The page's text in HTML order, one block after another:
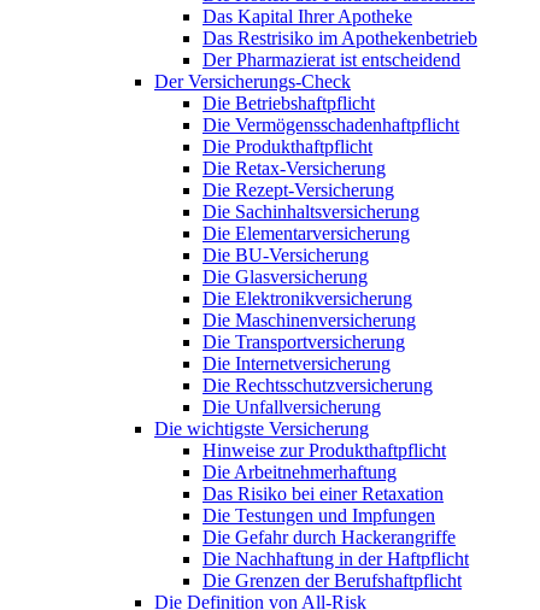
Das Kapital Ihrer Apotheke
Das Restrisiko im Apothekenbetrieb
Der Pharmazierat ist entscheidend
Der Versicherungs-Check
Die Betriebshaftpflicht
Die Vermögensschadenhaftpflicht
Die Produkthaftpflicht
Die Retax-Versicherung
Die Rezept-Versicherung
Die Sachinhaltsversicherung
Die Elementarversicherung
Die BU-Versicherung
Die Glasversicherung
Die Elektronikversicherung
Die Maschinenversicherung
Die Transportversicherung
Die Internetversicherung
Die Rechtsschutzversicherung
Die Unfallversicherung
Die wichtigste Versicherung
Hinweise zur Produkthaftpflicht
Die Arbeitnehmerhaftung
Das Risiko bei einer Retaxation
Die Testungen und Impfungen
Die Gefahr durch Hackerangriffe
Die Nachhaftung in der Haftpflicht
Die Grenzen der Berufshaftpflicht
Die Definition von All-Risk